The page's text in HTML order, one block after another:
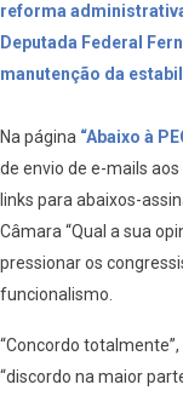
reforma
Deputada Federal
manutenção da
Na página “Abaixo à
de envio de e-mails
links para abaixos-
Câmara “Qual a sua
pressionar os
funcionalismo.
“Concordo totalmente”,
“discordo na maior